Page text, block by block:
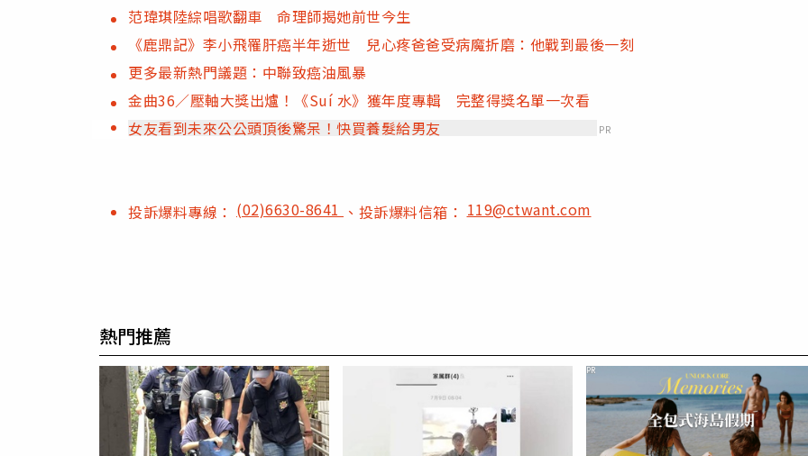
范瑋琪陸綜唱歌翻車 命理師揭她前世今生
《鹿鼎記》李小飛罹肝癌半年逝世 兒心疼爸爸受病魔折磨：他戰到最後一刻
更多最新熱門議題：中聯致癌油風暴
金曲36／壓軸大獎出爐！《Suí 水》獲年度專輯 完整得獎名單一次看
女友看到未來公公頭頂後驚呆！快買養髮給男友
PR
投訴爆料專線： (02)6630-8641 、投訴爆料信箱：119@ctwant.com
熱門推薦
PR